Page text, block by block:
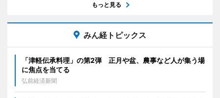
もっと見る
みん経トピックス
「津軽伝承料理」の第2弾 正月や盆、農事など人が集う場
に焦点を当てる
弘前経済新聞